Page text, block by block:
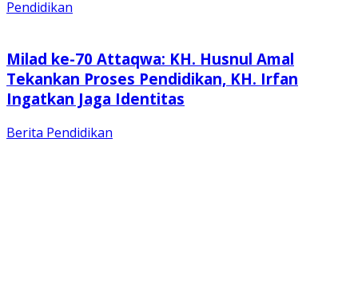
Pendidikan
Milad ke-70 Attaqwa: KH. Husnul Amal
Tekankan Proses Pendidikan, KH. Irfan
Ingatkan Jaga Identitas
Berita Pendidikan